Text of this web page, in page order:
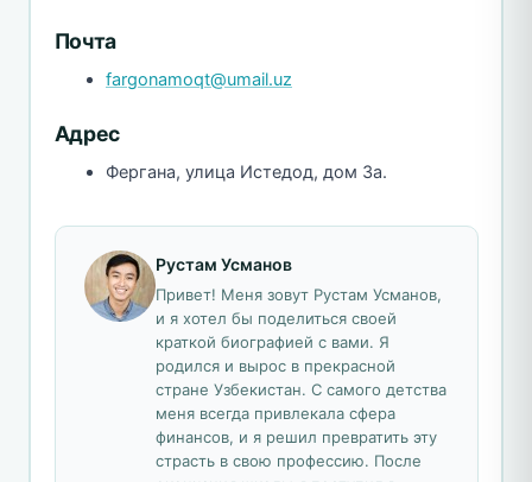
Почта
fargonamoqt@umail.uz
Адрес
Фергана, улица Истедод, дом 3а.
Рустам Усманов
Привет! Меня зовут Рустам Усманов,
и я хотел бы поделиться своей
краткой биографией с вами. Я
родился и вырос в прекрасной
стране Узбекистан. С самого детства
меня всегда привлекала сфера
финансов, и я решил превратить эту
страсть в свою профессию. После